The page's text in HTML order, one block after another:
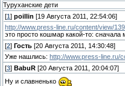
Туруханские дети
[1] poillin [19 Августа 2011, 22:54:06]
http://www.press-line.ru/content/view/
это просто кошмар какой-то: сначала
[2] Гость [20 Августа 2011, 14:30:48]
Уже нашлись: http://www.press-line.ru/
[3] BabuR [20 Августа 2011, 20:04:07]
Ну и славненько